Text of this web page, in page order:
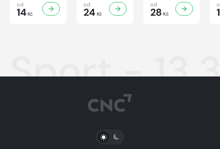
od
14Kč
od
24Kč
od
28 Kč
Sport -
PŘEPNOUT SVĚTLÝ/TMAVÝ REŽIM